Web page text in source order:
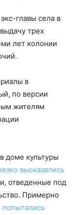
главы села в
трех
лет колонии
в
по версии
жителям
доме культуры
высказались
отведенные под
Примерно
попытались